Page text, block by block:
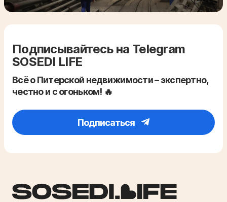
Подписывайтесь на Telegram
SOSEDI LIFE
Всё о Питерской недвижимости – экспертно,
честно и с огоньком! 🔥
Подписаться